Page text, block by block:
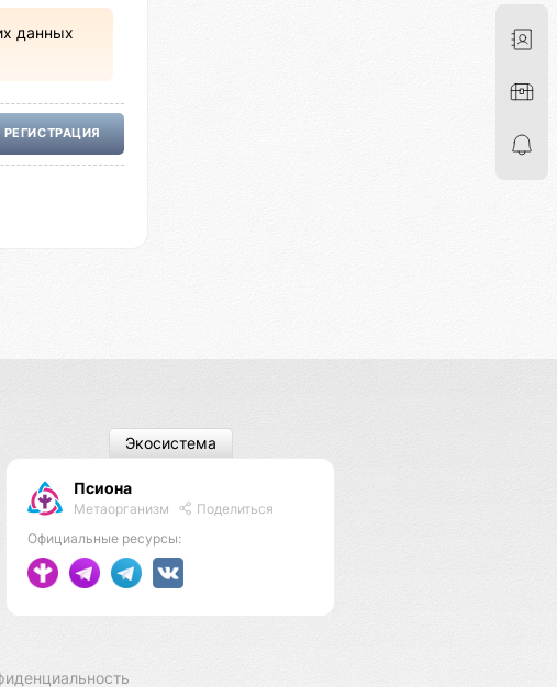
данных
РЕГИСТРАЦИЯ
Псиона
Метаорганизм
Поделиться
Официальные ресурсы:
Экосистема